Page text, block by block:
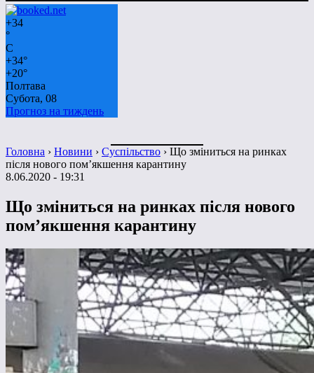
+34
°
C
+34°
+20°
Полтава
Субота, 08
Прогноз на тиждень
Головна › Новини › Суспільство › Що зміниться на ринках
після нового пом’якшення карантину
8.06.2020 - 19:31
Що зміниться на ринках після нового
пом’якшення карантину